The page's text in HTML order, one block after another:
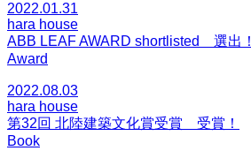
2022.01.31
hara house
ABB LEAF AWARD shortlisted 選出！
Award
2022.08.03
hara house
第32回 北陸建築文化賞受賞 受賞！
Book